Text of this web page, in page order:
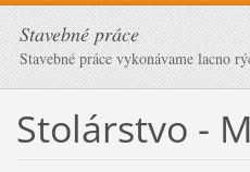
Stavebné práce
Stavebné práce vykonávame lacno
Stolárstvo -